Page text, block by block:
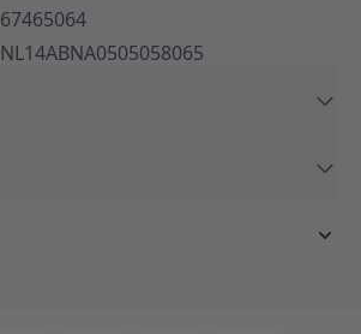
67465064
NL14ABNA0505058065